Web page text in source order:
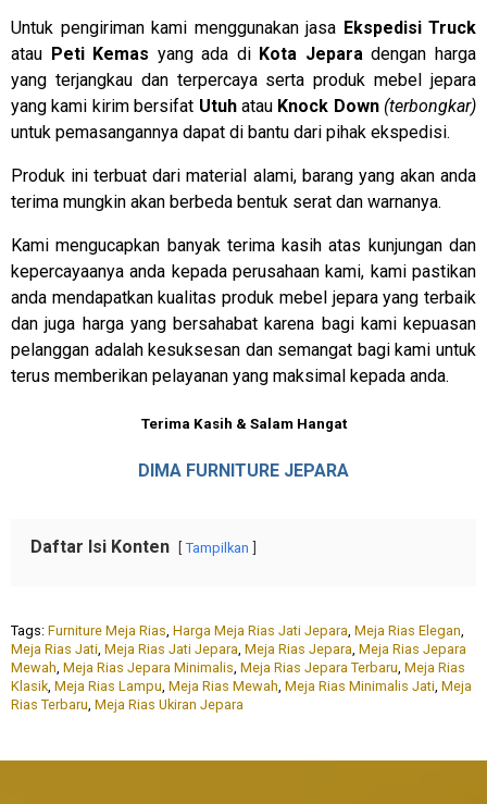
Untuk pengiriman kami menggunakan jasa Ekspedisi Truck
atau Peti Kemas yang ada di Kota Jeparadengan harga
yang terjangkau dan terpercaya serta produk mebel jepara
yang kami kirim bersifat Utuhatau Knock Down (terbongkar)
untuk pemasangannya dapat di bantu dari pihak ekspedisi.
Produk ini terbuat dari material alami, barang yang akan anda
terima mungkin akan berbeda bentuk serat dan warnanya.
Kami mengucapkan banyak terima kasih atas kunjungan dan
kepercayaanya anda kepada perusahaan kami, kami pastikan
anda mendapatkan kualitas produk mebel jepara yang terbaik
dan juga harga yang bersahabat karena bagi kami kepuasan
pelanggan adalah kesuksesan dan semangat bagi kami untuk
terus memberikan pelayanan yang maksimal kepada anda.
Terima Kasih & Salam Hangat
DIMA FURNITURE JEPARA
Daftar Isi Konten Tampilkan
Tags: Furniture Meja Rias, Harga Meja Rias Jati Jepara, Meja Rias Elegan,
Meja Rias Jati, Meja Rias Jati Jepara, Meja Rias Jepara, Meja Rias Jepara
Mewah, Meja Rias Jepara Minimalis, Meja Rias Jepara Terbaru, Meja Rias
Klasik, Meja Rias Lampu, Meja Rias Mewah, Meja Rias Minimalis Jati, Meja
Rias Terbaru, Meja Rias Ukiran Jepara